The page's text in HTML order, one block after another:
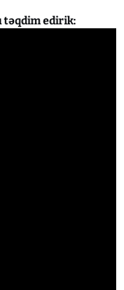
təqdim edirik: